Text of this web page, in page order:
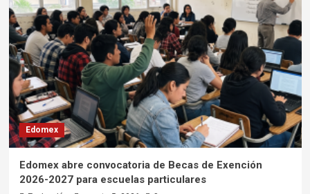
Edomex
Edomex abre convocatoria de Becas de Exención
2026-2027 para escuelas particulares